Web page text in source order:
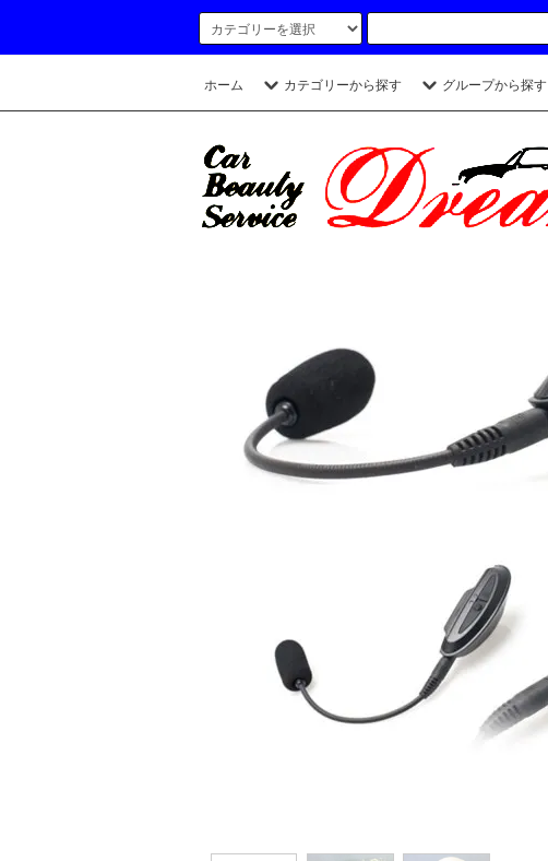
ホーム カテゴリーから探す グループから探す